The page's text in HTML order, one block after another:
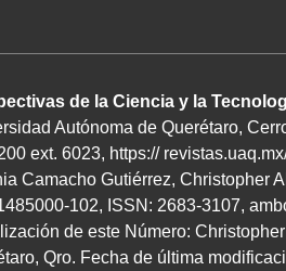
de la Ciencia y la
Autónoma de Querétaro,
ext. 6023, https://
Camacho Gutiérrez, Christopher
102, ISSN: 2683-3107,
de este Número:
Qro. Fecha de última